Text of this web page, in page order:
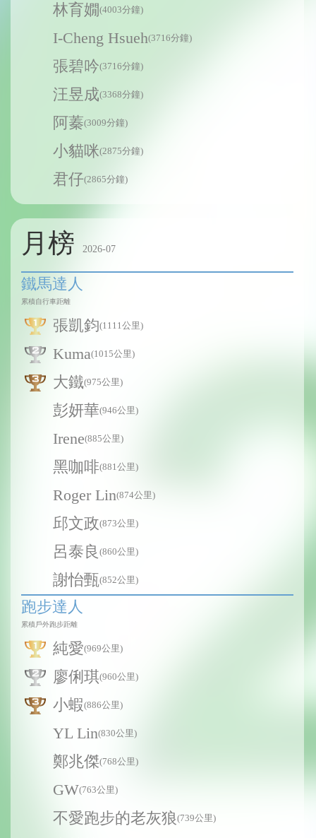
林育嫺(4003分鐘)
I-Cheng Hsueh(3716分鐘)
張碧吟(3716分鐘)
汪昱成(3368分鐘)
阿蓁(3009分鐘)
小貓咪(2875分鐘)
君仔(2865分鐘)
月榜 2026-07
鐵馬達人
累積自行車距離
張凱鈞(1111公里)
Kuma(1015公里)
大鐵(975公里)
彭妍華(946公里)
Irene(885公里)
黑咖啡(881公里)
Roger Lin(874公里)
邱文政(873公里)
呂泰良 (860公里)
謝怡甄(852公里)
跑步達人
累積戶外跑步距離
純愛(969公里)
廖俐琪(960公里)
小蝦(886公里)
YL Lin(830公里)
鄭兆傑(768公里)
GW(763公里)
不愛跑步的老灰狼(739公里)